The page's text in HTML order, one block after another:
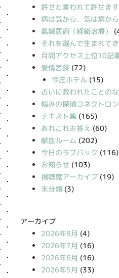
許せと言われて許せま
病は気から、気は病から
氣鍼医術（経絡治療）
それを選んで生まれて
月間アクセス上位10記
愛情乞食 (72)
今庄ホテル(15)
占いに救われたことの
悩みの探偵コネクトロン
テキスト集 (165)
あれこれお答え (60)
献血ルーム (202)
今日のラブパック (116)
お知らせ (103)
視聴覚アーカイブ (19)
未分類 (3)
アーカイブ
2026年8月 (4)
2026年7月 (16)
2026年6月 (16)
2026年5月 (33)